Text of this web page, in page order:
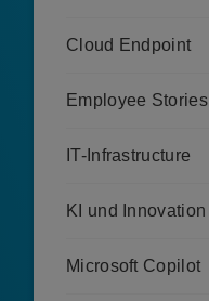
Cloud Endpoint
Employee Stories
IT-Infrastructure
KI und Innovation
Microsoft Copilot